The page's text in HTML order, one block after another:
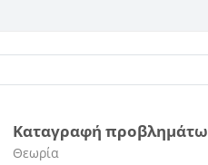
Καταγραφή
Κατηγορία μαθήματος
Θεωρία